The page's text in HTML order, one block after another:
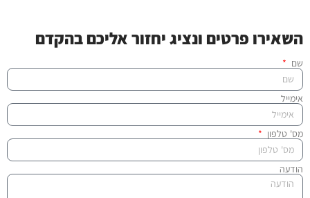
השאירו פרטים ונציג יחזור אליכם בהקדם
שם
אימייל
מס' טלפון
הודעה